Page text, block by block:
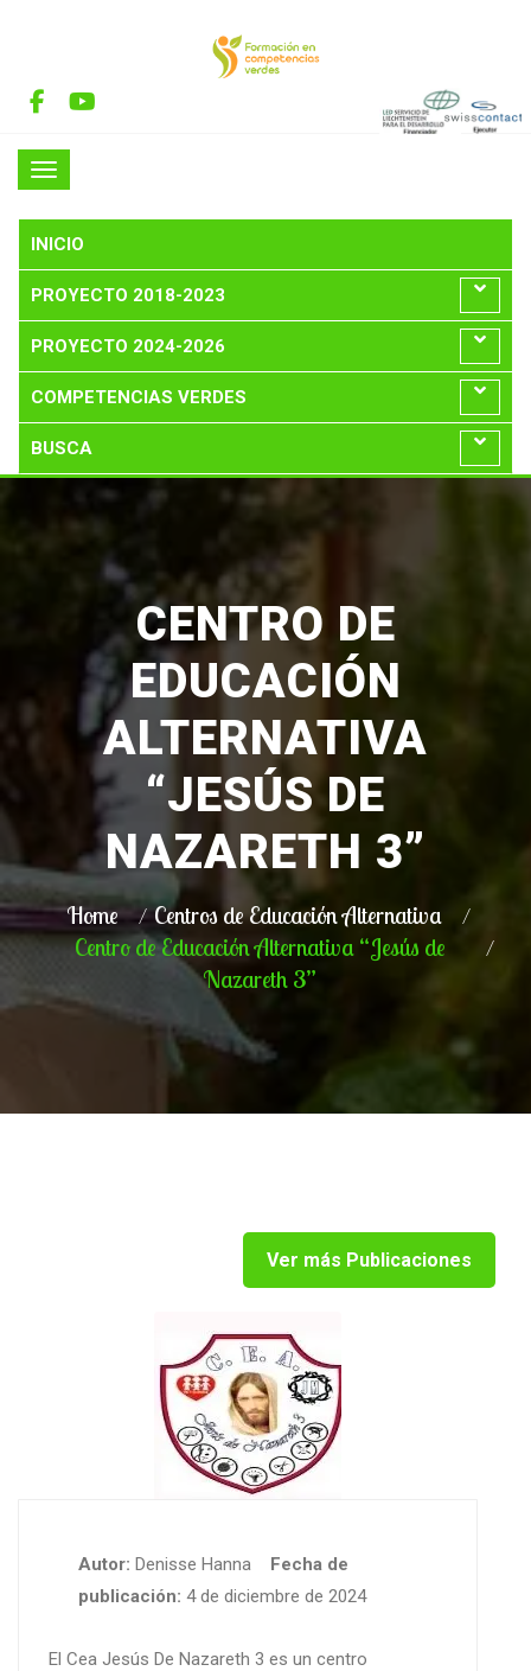
INICIO
PROYECTO 2018-2023
PROYECTO 2024-2026
COMPETENCIAS VERDES
BUSCA
CENTRO DE
EDUCACIÓN
ALTERNATIVA
“JESÚS DE
NAZARETH 3”
Home
Centros de Educación Alternativa
Centro de Educación Alternativa “Jesús de
Nazareth 3”
Ver más Publicaciones
Autor: Denisse Hanna Fecha de
publicación: 4 de diciembre de 2024
El Cea Jesús De Nazareth 3 es un centro